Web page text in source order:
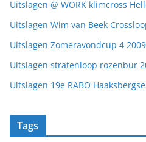
Uitslagen @ WORK klimcross
Uitslagen Wim van Beek
Uitslagen Zomeravondcup 4 2009
Uitslagen stratenloop rozenbur
Uitslagen 19e RABO
Tags